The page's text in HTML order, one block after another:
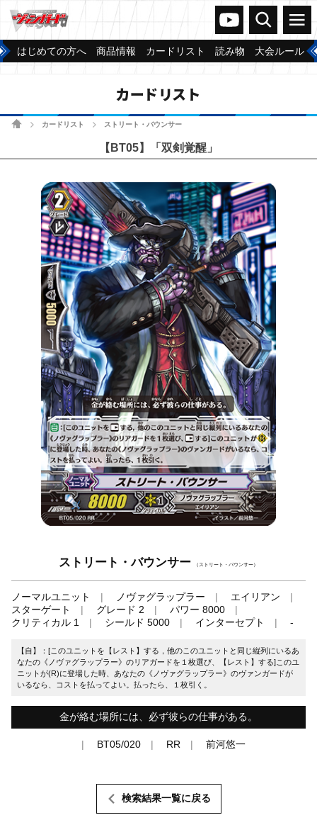
ヴァンガードch
検索 メニュー
はじめての方へ 商品情報 カードリスト 読み物 大会ルール
カードリスト
ホームカードリスト ストリート・バウンサー
【BT05】「双剣覚醒」
ストリート・バウンサー （ストリート・バウンサー）
ノーマルユニット ノヴァグラップラー
エイリアン
スターゲート
グレード 2
パワー 8000
クリティカル 1
シールド 5000 インターセプト -
【自】：[このユニットを【レスト】する，他のこのユニットと同じ縦列にいるあ
なたの《ノヴァグラップラー》のリアガードを１枚選び、【レスト】する]このユ
ニットが(R)に登場した時、あなたの《ノヴァグラップラー》のヴァンガードが
いるなら、コストを払ってよい。払ったら、１枚引く。
金が絡む場所には、必ず彼らの仕事がある。
BT05/020 RR 前河悠一
検索結果一覧に戻る